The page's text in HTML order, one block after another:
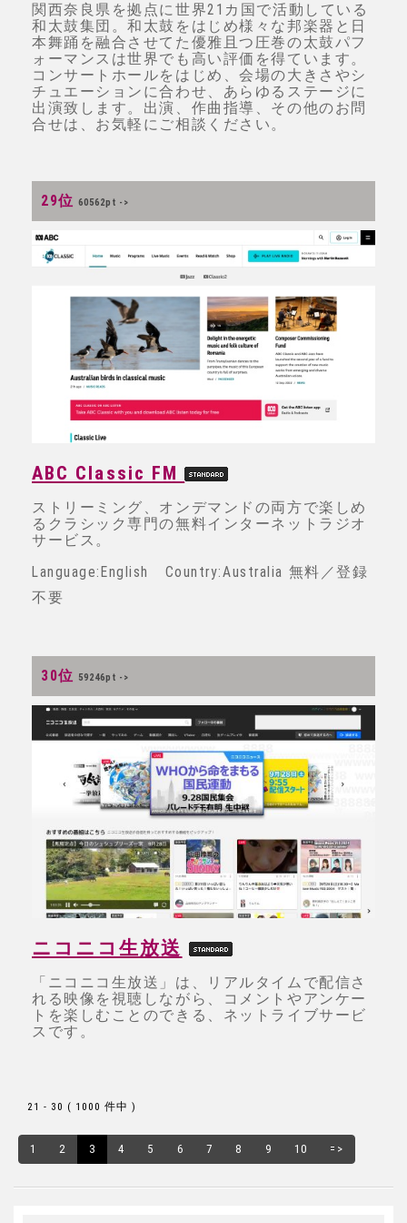
関西奈良県を拠点に世界21カ国で活動している
和太鼓集団。和太鼓をはじめ様々な邦楽器と日
本舞踊を融合させてた優雅且つ圧巻の太鼓パフ
ォーマンスは世界でも高い評価を得ています。
コンサートホールをはじめ、会場の大きさやシ
チュエーションに合わせ、あらゆるステージに
出演致します。出演、作曲指導、その他のお問
合せは、お気軽にご相談ください。
29位 60562pt ->
ABC Classic FM
ストリーミング、オンデマンドの両方で楽しめ
るクラシック専門の無料インターネットラジオ
サービス。
Language:English Country:Australia 無料／登録
不要
30位 59246pt ->
ニコニコ生放送
「ニコニコ生放送」は、リアルタイムで配信さ
れる映像を視聴しながら、コメントやアンケー
トを楽しむことのできる、ネットライブサービ
スです。
21 - 30 ( 1000 件中 )
1 2 3 4 5 6 7 8 9 10 =>